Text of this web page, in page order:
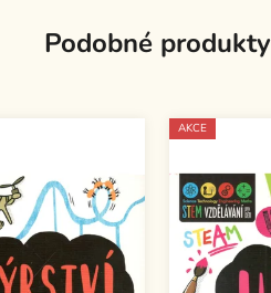
Podobné produkty
AKCE